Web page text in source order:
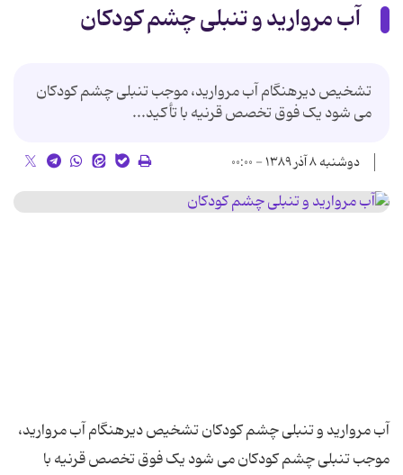
آب مروارید و تنبلی چشم کودکان
تشخیص دیرهنگام آب مروارید، موجب تنبلی چشم کودکان
می ‌شود یک فوق تخصص قرنیه با تأکید...
دوشنبه ۸ آذر ۱۳۸۹ - ۰۰:۰۰
آب مروارید و تنبلی چشم کودکان تشخیص دیرهنگام آب مروارید،
موجب تنبلی چشم کودکان می ‌شود یک فوق تخصص قرنیه با